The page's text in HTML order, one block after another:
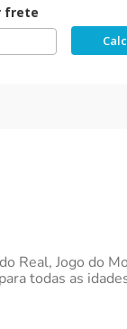
Real, Jogo do
todas as